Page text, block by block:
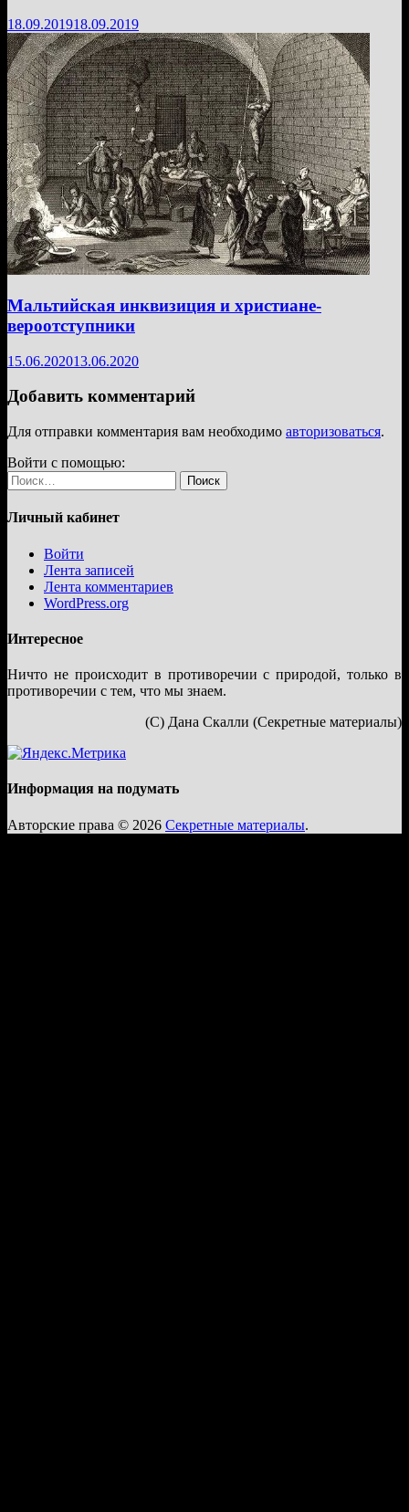
18.09.201918.09.2019
Мальтийская инквизиция и христиане-
вероотступники
15.06.202013.06.2020
Добавить комментарий
Для отправки комментария вам необходимо авторизоваться.
Войти с помощью:
Найти:
Личный кабинет
Войти
Лента записей
Лента комментариев
WordPress.org
Интересное
Ничто не происходит в противоречии с природой, только в
противоречии с тем, что мы знаем.
(С) Дана Скалли (Секретные материалы)
Информация на подумать
Авторские права © 2026 Секретные материалы.